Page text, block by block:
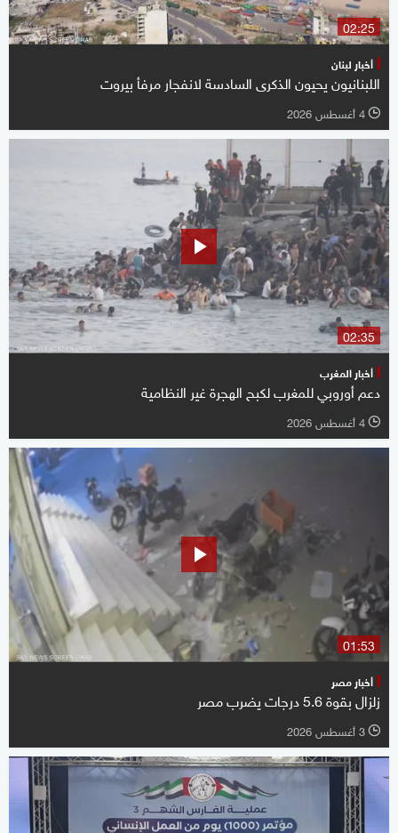
02:25
أخبار لبنان
اللبنانيون يحيون الذكرى السادسة لانفجار مرفأ بيروت
l 4 أغسطس 2026
02:35
أخبار المغرب
دعم أوروبي للمغرب لكبح الهجرة غير النظامية
l 4 أغسطس 2026
01:53
أخبار مصر
زلزال بقوة 5.6 درجات يضرب مصر
l 3 أغسطس 2026